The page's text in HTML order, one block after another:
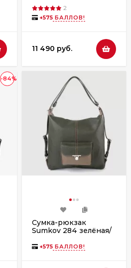
2
+575 БАЛЛОВ!
11 490 руб.
-84%
Сумка-рюкзак
Sumkov 284 зелёная/
+575 БАЛЛОВ!